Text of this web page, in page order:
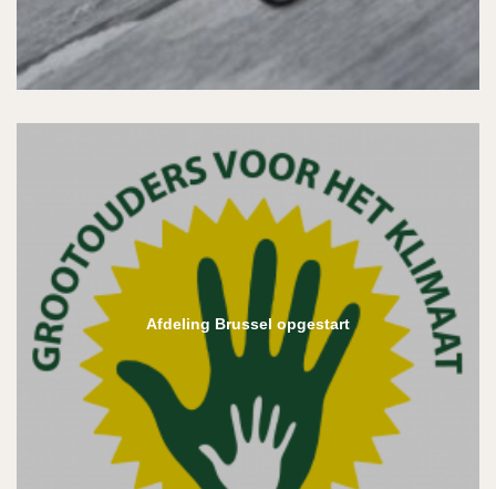
Afdeling Brussel opgestart